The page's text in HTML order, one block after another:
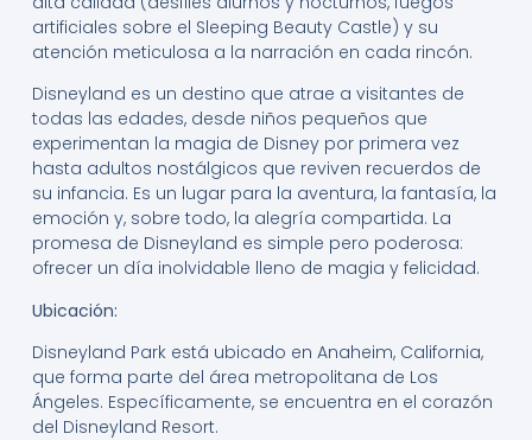
artificiales sobre el Sleeping Beauty Castle) y su
atención meticulosa a la narración en cada rincón.
Disneyland es un destino que atrae a visitantes de
todas las edades, desde niños pequeños que
experimentan la magia de Disney por primera vez
hasta adultos nostálgicos que reviven recuerdos de
su infancia. Es un lugar para la aventura, la fantasía, la
emoción y, sobre todo, la alegría compartida. La
promesa de Disneyland es simple pero poderosa:
ofrecer un día inolvidable lleno de magia y felicidad.
Ubicación:
Disneyland Park está ubicado en Anaheim, California,
que forma parte del área metropolitana de Los
Ángeles. Específicamente, se encuentra en el corazón
del Disneyland Resort.